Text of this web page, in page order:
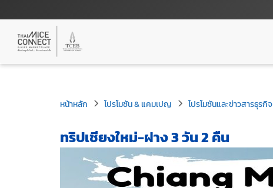
หน้าหลัก โปรโมชัน & แคมเปญ โปรโมชันและข่าวสารธุรกิจ
ทริปเชียงใหม่-ฝาง 3 วัน 2 คืน